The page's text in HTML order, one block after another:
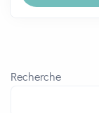
Recherche